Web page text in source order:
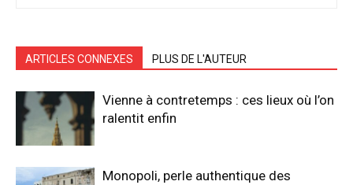
ARTICLES CONNEXES PLUS DE L'AUTEUR
Vienne à contretemps : ces lieux où l’on
ralentit enfin
Monopoli, perle authentique des